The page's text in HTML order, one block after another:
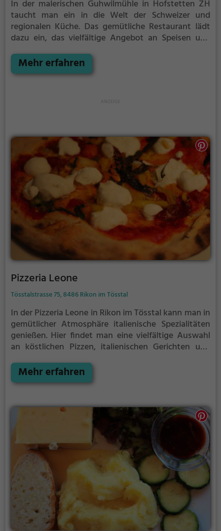
In der malerischen Guhwilmühle in Hofstetten ZH
taucht man ein in die Welt der Schweizer und
regionalen Küche. Das gemütliche Restaurant lädt
dazu ein, das vielfältige Angebot an Speisen und
Abendessen, hier wird man kulinarisch verwöhnt.
Die historische Atmosphäre der Mühle sorgt für ein
sollte.
Mehr erfahren
Pizzeria Leone
Tösstalstrasse 75, 8486 Rikon im Tösstal
In der Pizzeria Leone in Rikon im Tösstal kann man in
gemütlicher Atmosphäre italienische Spezialitäten
genießen. Hier findet man eine vielfältige Auswahl
an köstlichen Pizzen, italienischen Gerichten und
Weine und Biere angeboten, die das
Geschmackserlebnis abrunden. Die Pizzeria besticht
Verweilen ein. Hier kann man die regionale Küche
genießen und sich kulinarisch verwöhnen lassen. Ein
Besuch im Leone ist ein Muss für alle Liebhaber der
italienischen Küche und gemütlicher Gastlichkeit.
Mehr erfahren